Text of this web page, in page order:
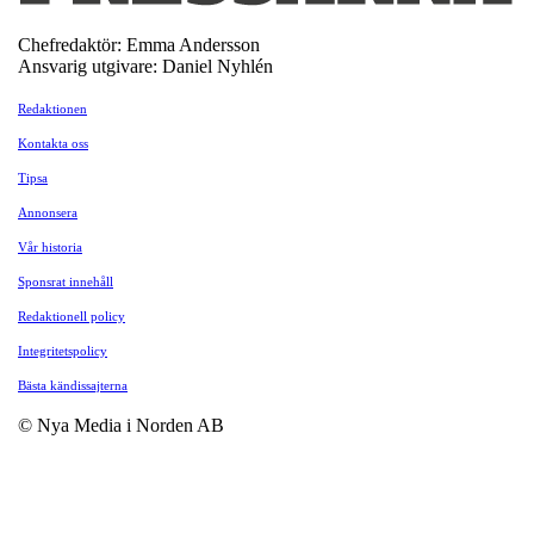
Chefredaktör: Emma Andersson
Ansvarig utgivare: Daniel Nyhlén
Redaktionen
Kontakta oss
Tipsa
Annonsera
Vår historia
Sponsrat innehåll
Redaktionell policy
Integritetspolicy
Bästa kändissajterna
© Nya Media i Norden AB